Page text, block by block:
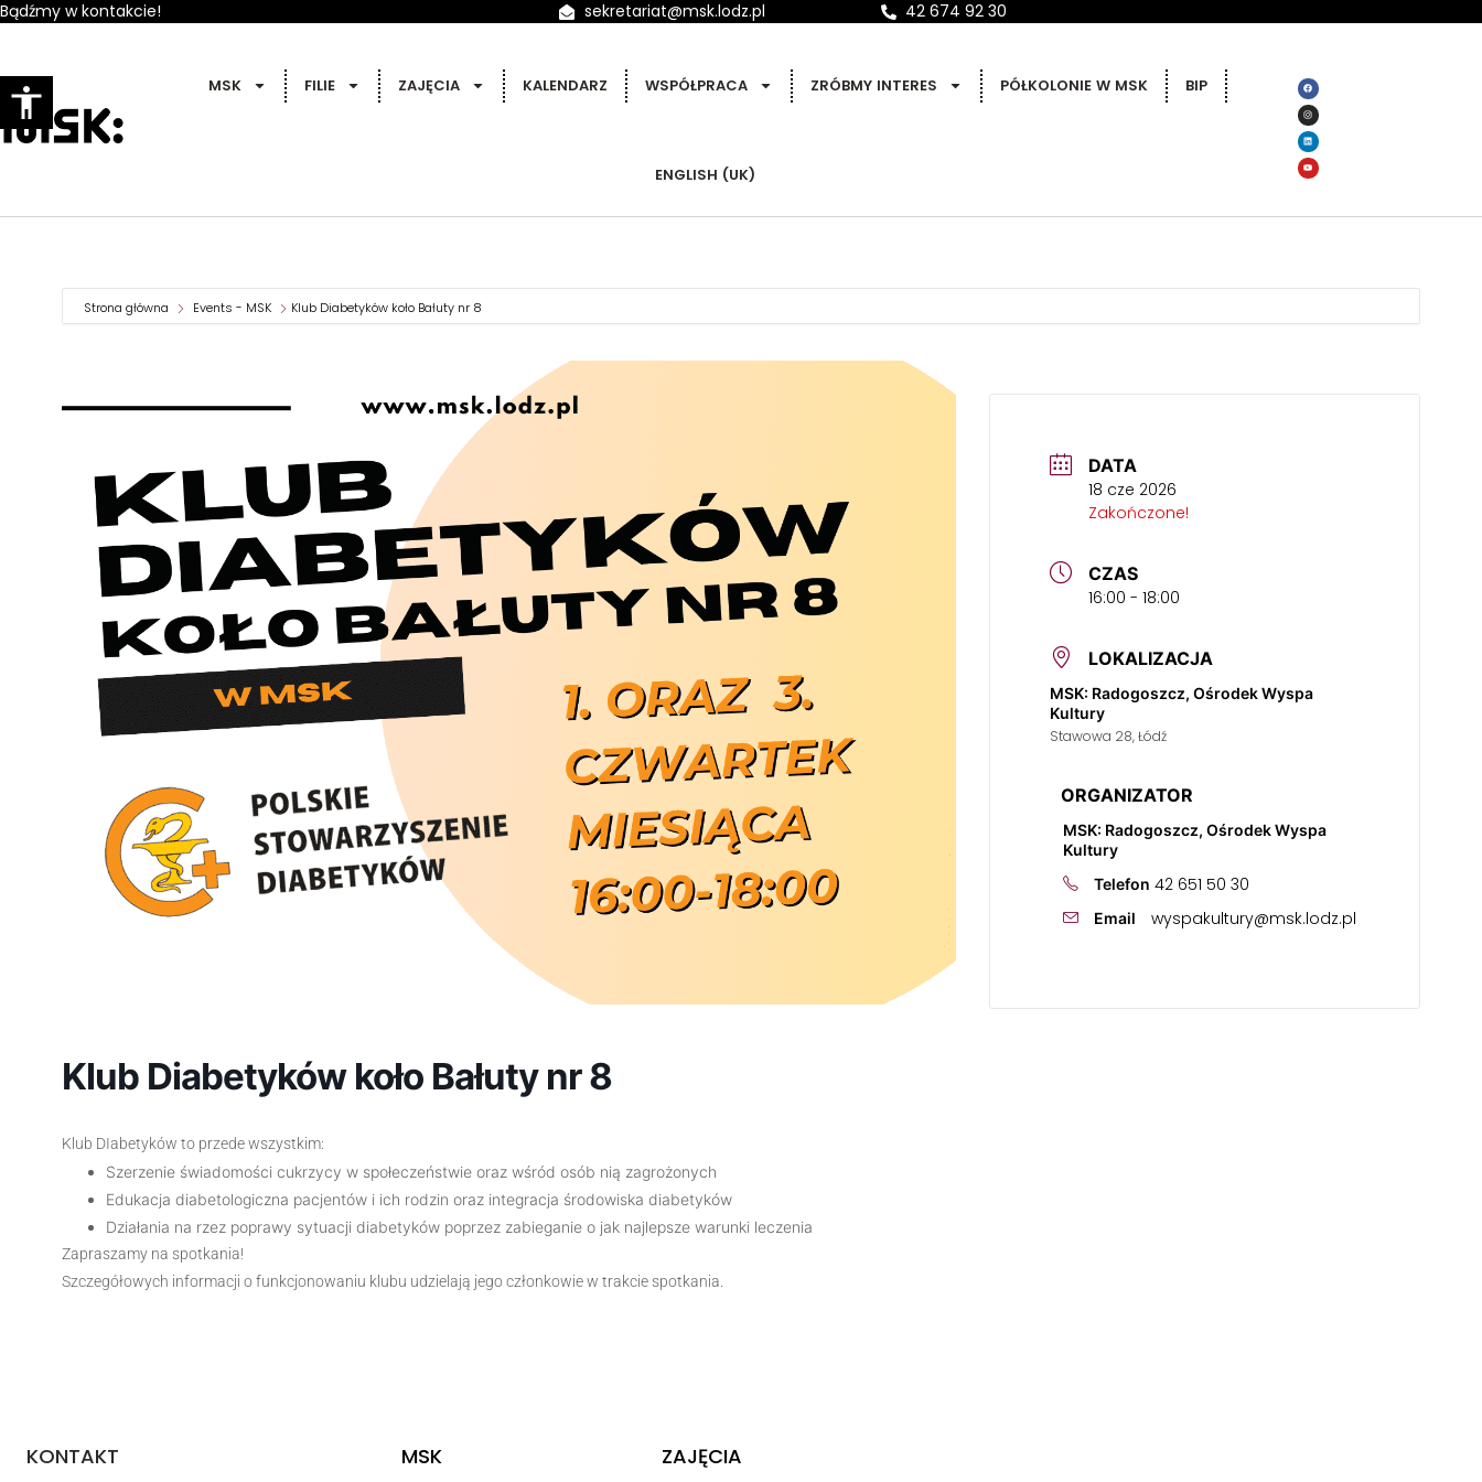
Bądźmy w kontakcie! sekretariat@msk.lodz.pl 42 674 92 30
MSK FILIE ZAJĘCIA KALENDARZ WSPÓŁPRACA ZRÓBMY INTERES PÓŁKOLONIE W MSK BIP
ENGLISH (UK)
Strona główna Events - MSK Klub Diabetyków koło Bałuty nr 8
Klub Diabetyków koło Bałuty nr 8
Klub DIabetyków to przede wszystkim:
Szerzenie świadomości cukrzycy w społeczeństwie oraz wśród osób nią zagrożonych
Edukacja diabetologiczna pacjentów i ich rodzin oraz integracja środowiska diabetyków
Działania na rzez poprawy sytuacji diabetyków poprzez zabieganie o jak najlepsze warunki leczenia
Zapraszamy na spotkania!
Szczegółowych informacji o funkcjonowaniu klubu udzielają jego członkowie w trakcie spotkania.
DATA
18 cze 2026
Zakończone!
CZAS
16:00 - 18:00
LOKALIZACJA
MSK: Radogoszcz, Ośrodek Wyspa
Kultury
Stawowa 28, Łódź
ORGANIZATOR
MSK: Radogoszcz, Ośrodek Wyspa
Kultury
Telefon 42 651 50 30
Email wyspakultury@msk.lodz.pl
KONTAKT MSK ZAJĘCIA